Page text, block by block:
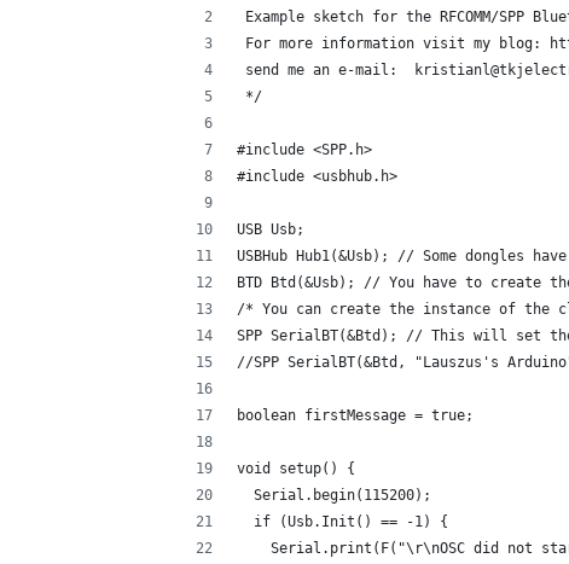
Example sketch for the RFCOMM/SPP
For more information visit my blog:
send me an e-mail:
*/
#include <SPP.h>
#include <usbhub.h>
USB Usb;
USBHub Hub1(&Usb); // Some dongles
BTD Btd(&Usb); // You have to create
/* You can create the instance of the
SPP SerialBT(&Btd); // This will set
//SPP SerialBT(&Btd, "Lauszus's
boolean firstMessage = true;
void setup() {
  Serial.begin(115200);
  if (Usb.Init() == -1) {
Serial.print(F("\r\nOSC did not